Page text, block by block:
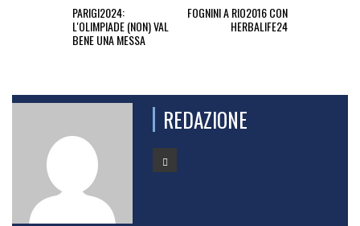
PARIGI2024:
L'OLIMPIADE (NON) VAL
BENE UNA MESSA
FOGNINI A RIO2016 CON
HERBALIFE24
REDAZIONE